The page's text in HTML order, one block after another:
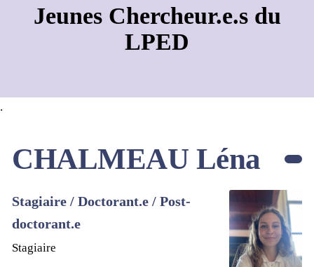
Jeunes Chercheur.e.s du
LPED
.
CHALMEAU Léna
Stagiaire / Doctorant.e / Post-
doctorant.e
Stagiaire